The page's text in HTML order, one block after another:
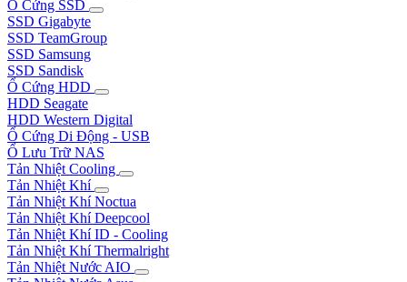
Ổ Cứng SSD
SSD Gigabyte
SSD TeamGroup
SSD Samsung
SSD Sandisk
Ổ Cứng HDD
HDD Seagate
HDD Western Digital
Ổ Cứng Di Động - USB
Ổ Lưu Trữ NAS
Tản Nhiệt Cooling
Tản Nhiệt Khí
Tản Nhiệt Khí Noctua
Tản Nhiệt Khí Deepcool
Tản Nhiệt Khí ID - Cooling
Tản Nhiệt Khí Thermalright
Tản Nhiệt Nước AIO